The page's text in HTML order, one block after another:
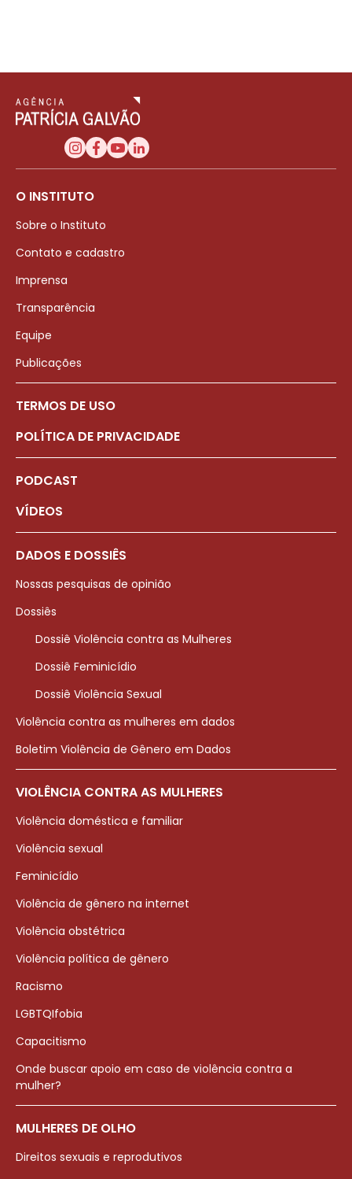
O INSTITUTO
Sobre o Instituto
Contato e cadastro
Imprensa
Transparência
Equipe
Publicações
TERMOS DE USO
POLÍTICA DE PRIVACIDADE
PODCAST
VÍDEOS
DADOS E DOSSIÊS
Nossas pesquisas de opinião
Dossiês
Dossiê Violência contra as Mulheres
Dossiê Feminicídio
Dossiê Violência Sexual
Violência contra as mulheres em dados
Boletim Violência de Gênero em Dados
VIOLÊNCIA CONTRA AS MULHERES
Violência doméstica e familiar
Violência sexual
Feminicídio
Violência de gênero na internet
Violência obstétrica
Violência política de gênero
Racismo
LGBTQIfobia
Capacitismo
Onde buscar apoio em caso de violência contra a
mulher?
MULHERES DE OLHO
Direitos sexuais e reprodutivos